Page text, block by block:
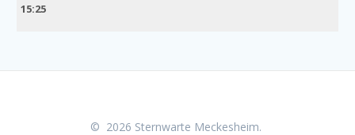
15:25
© 2026 Sternwarte Meckesheim.